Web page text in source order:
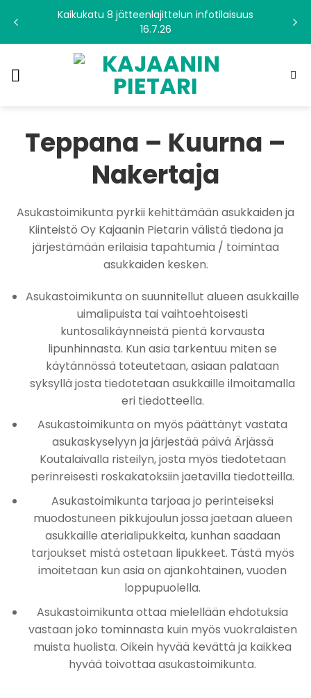
content
Kaikukatu 8 jätteenlajittelun infotilaisuus
16.7.26
Teppana – Kuurna –
Nakertaja
Asukastoimikunta pyrkii kehittämään asukkaiden ja
Kiinteistö Oy Kajaanin Pietarin välistä tiedona ja
järjestämään erilaisia tapahtumia / toimintaa
asukkaiden kesken.
Asukastoimikunta on suunnitellut alueen asukkaille
uimalipuista tai vaihtoehtoisesti
kuntosalikäynneistä pientä korvausta
lipunhinnasta. Kun asia tarkentuu miten se
käytännössä toteutetaan, asiaan palataan
syksyllä josta tiedotetaan asukkaille ilmoitamalla
eri tiedotteella.
Asukastoimikunta on myös päättänyt vastata
asukaskyselyyn ja järjestää päivä Ärjässä
Koutalaivalla risteilyn, josta myös tiedotetaan
perinreisesti roskakatoksiin jaetavilla tiedotteilla.
Asukastoimikunta tarjoaa jo perinteiseksi
muodostuneen pikkujoulun jossa jaetaan alueen
asukkaille aterialipukkeita, kunhan saadaan
tarjoukset mistä ostetaan lipukkeet. Tästä myös
imoitetaan kun asia on ajankohtainen, vuoden
loppupuolella.
Asukastoimikunta ottaa mielellään ehdotuksia
vastaan joko tominnasta kuin myös vuokralaisten
muista huolista. Oikein hyvää kevättä ja kaikkea
hyvää toivottaa asukastoimikunta.